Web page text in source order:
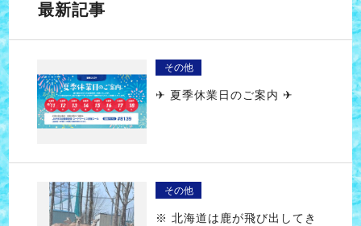
最新記事
その他
✈ 夏季休業日のご案内 ✈
その他
※ 北海道は鹿が飛び出してき